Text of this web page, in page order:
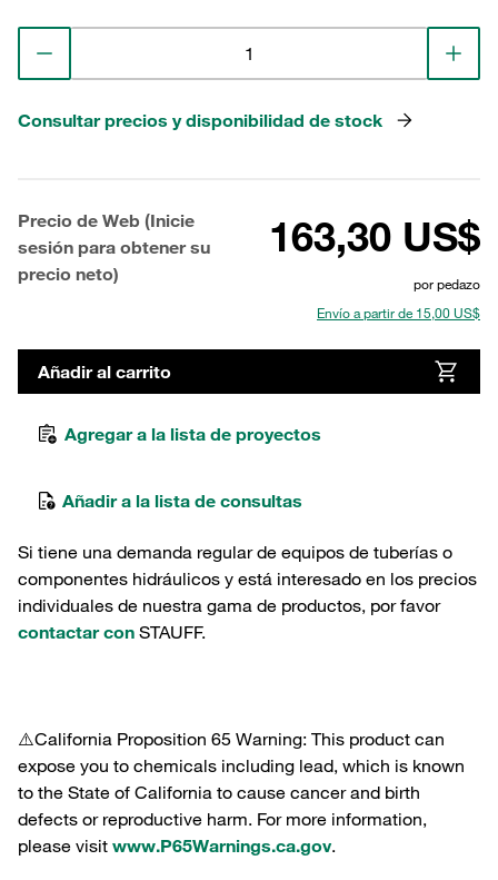
Consultar precios y disponibilidad de stock
Precio de Web (Inicie
sesión para obtener su
precio neto)
163,30 US$
por pedazo
Envío a partir de 15,00 US$
Añadir al carrito
Agregar a la lista de proyectos
Añadir a la lista de consultas
Si tiene una demanda regular de equipos de tuberías o
componentes hidráulicos y está interesado en los precios
individuales de nuestra gama de productos, por favor
contactar con STAUFF.
⚠️California Proposition 65 Warning: This product can
expose you to chemicals including lead, which is known
to the State of California to cause cancer and birth
defects or reproductive harm. For more information,
please visit www.P65Warnings.ca.gov.